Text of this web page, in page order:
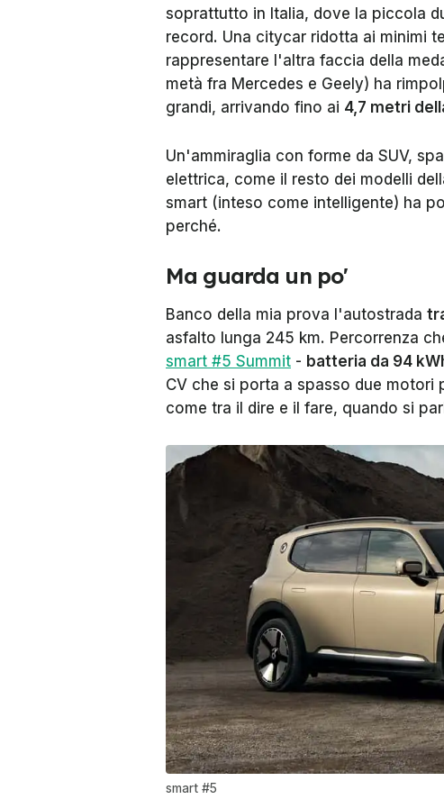
soprattutto in Italia, dove la piccola
record. Una citycar ridotta ai minimi
rappresentare l'altra faccia della
metà fra Mercedes e Geely) ha
grandi, arrivando fino ai 4,7 metri
Un'ammiraglia con forme da SUV,
elettrica, come il resto dei modelli
smart (inteso come intelligente) ha
perché.
Ma guarda un po'
Banco della mia prova l'autostrada
asfalto lunga 245 km. Percorrenza
smart #5 Summit - batteria da 94
CV che si porta a spasso due motori
come tra il dire e il fare, quando si
smart #5